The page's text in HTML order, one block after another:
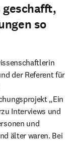
geschafft,
so
der Referent für
„Ein
Interviews und
und
älter waren. Bei